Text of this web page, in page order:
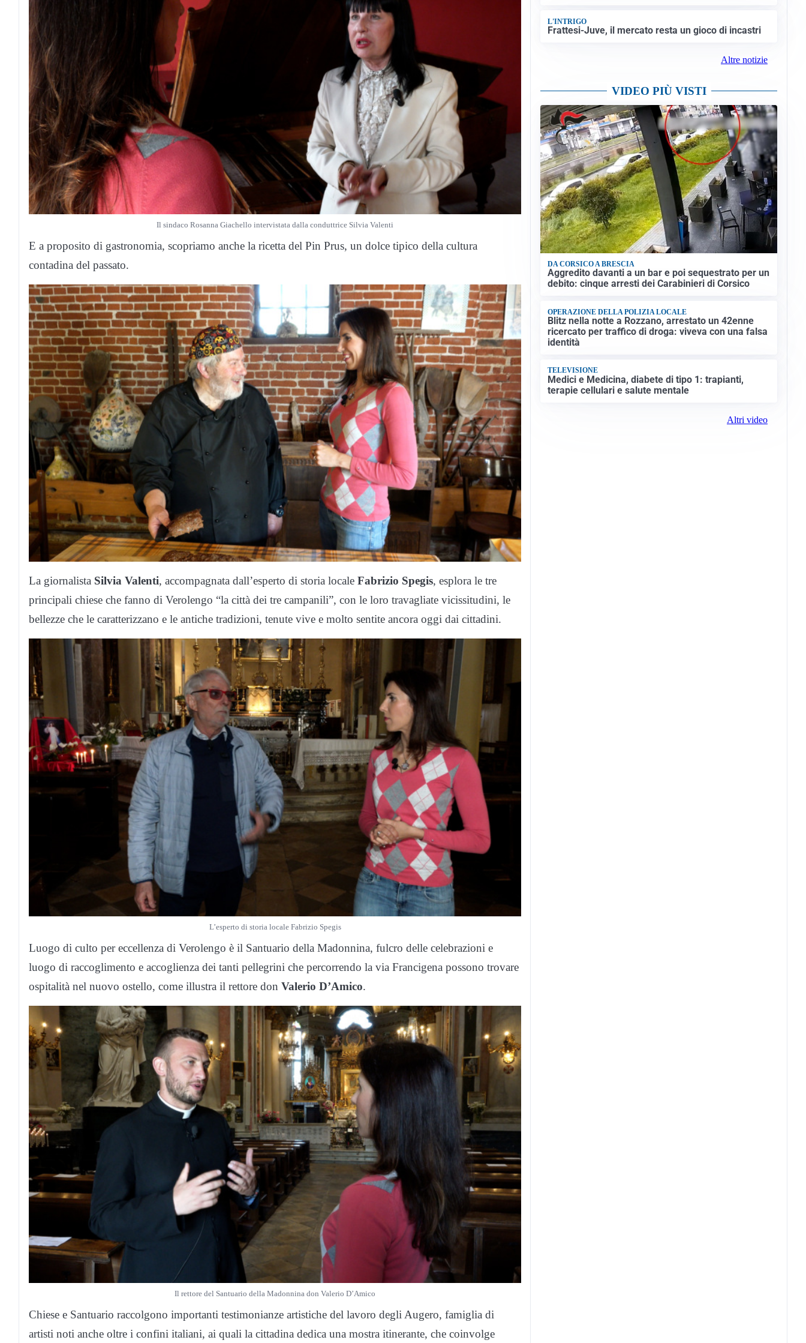
Il sindaco Rosanna Giachello intervistata dalla conduttrice Silvia Valenti
E a proposito di gastronomia, scopriamo anche la ricetta del Pin Prus, un dolce tipico della cultura
contadina del passato.
La giornalista Silvia Valenti, accompagnata dall’esperto di storia locale Fabrizio Spegis, esplora le tre
principali chiese che fanno di Verolengo “la città dei tre campanili”, con le loro travagliate vicissitudini, le
bellezze che le caratterizzano e le antiche tradizioni, tenute vive e molto sentite ancora oggi dai cittadini.
L’esperto di storia locale Fabrizio Spegis
Luogo di culto per eccellenza di Verolengo è il Santuario della Madonnina, fulcro delle celebrazioni e
luogo di raccoglimento e accoglienza dei tanti pellegrini che percorrendo la via Francigena possono trovare
ospitalità nel nuovo ostello, come illustra il rettore don Valerio D’Amico.
Il rettore del Santuario della Madonnina don Valerio D’Amico
Chiese e Santuario raccolgono importanti testimonianze artistiche del lavoro degli Augero, famiglia di
artisti noti anche oltre i confini italiani, ai quali la cittadina dedica una mostra itinerante, che coinvolge
L'INTRIGO
Frattesi-Juve, il mercato resta un gioco di incastri
Altre notizie
VIDEO PIÙ VISTI
DA CORSICO A BRESCIA
Aggredito davanti a un bar e poi sequestrato per un
debito: cinque arresti dei Carabinieri di Corsico
OPERAZIONE DELLA POLIZIA LOCALE
Blitz nella notte a Rozzano, arrestato un 42enne
ricercato per traffico di droga: viveva con una falsa
identità
TELEVISIONE
Medici e Medicina, diabete di tipo 1: trapianti,
terapie cellulari e salute mentale
Altri video